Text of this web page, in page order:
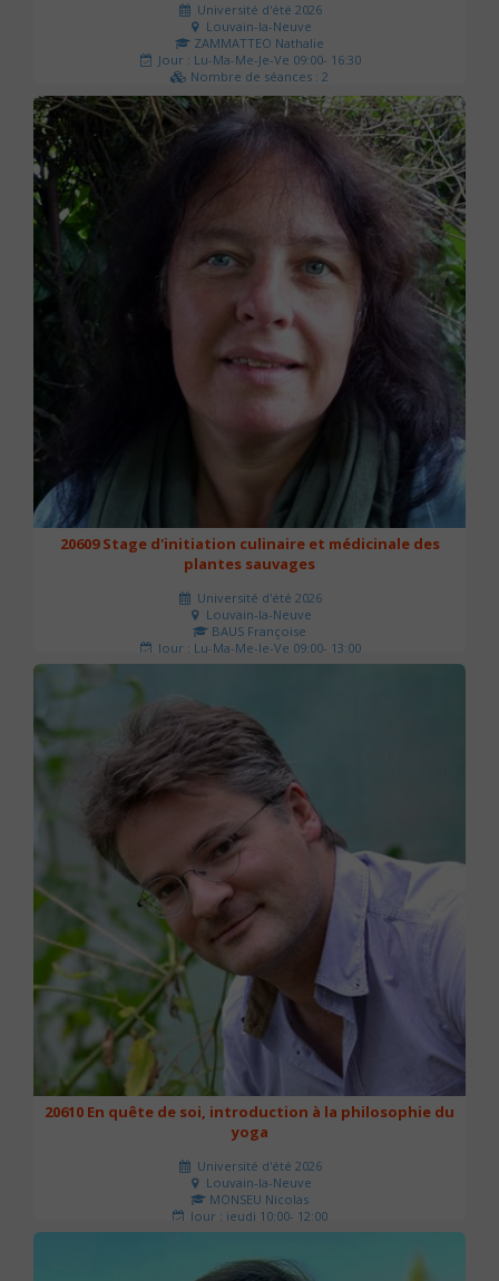
Université d'été 2026
Louvain-la-Neuve
ZAMMATTEO Nathalie
Jour : Lu-Ma-Me-Je-Ve 09:00- 16:30
Nombre de séances : 2
140 €
20609 Stage d'initiation culinaire et médicinale des
plantes sauvages
Université d'été 2026
Louvain-la-Neuve
BAUS Françoise
Jour : Lu-Ma-Me-Je-Ve 09:00- 13:00
Nombre de séances : 3
20610 En quête de soi, introduction à la philosophie du
yoga
Université d'été 2026
Louvain-la-Neuve
MONSEU Nicolas
Jour : jeudi 10:00- 12:00
Nombre de séances : 1